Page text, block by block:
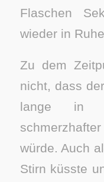
Flaschen
wieder in
Zu dem
nicht, dass
lange in
würde. Auch
Stirn küsste